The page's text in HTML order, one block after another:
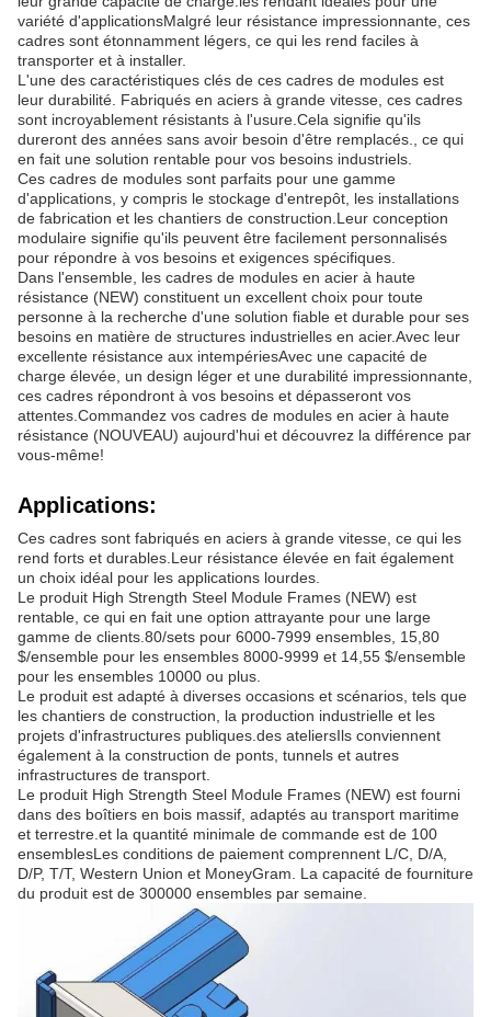
variété d'applicationsMalgré leur résistance impressionnante, ces
cadres sont étonnamment légers, ce qui les rend faciles à
transporter et à installer.
L'une des caractéristiques clés de ces cadres de modules est
leur durabilité. Fabriqués en aciers à grande vitesse, ces cadres
sont incroyablement résistants à l'usure.Cela signifie qu'ils
dureront des années sans avoir besoin d'être remplacés., ce qui
en fait une solution rentable pour vos besoins industriels.
Ces cadres de modules sont parfaits pour une gamme
d'applications, y compris le stockage d'entrepôt, les installations
de fabrication et les chantiers de construction.Leur conception
modulaire signifie qu'ils peuvent être facilement personnalisés
pour répondre à vos besoins et exigences spécifiques.
Dans l'ensemble, les cadres de modules en acier à haute
résistance (NEW) constituent un excellent choix pour toute
personne à la recherche d'une solution fiable et durable pour ses
besoins en matière de structures industrielles en acier.Avec leur
excellente résistance aux intempériesAvec une capacité de
charge élevée, un design léger et une durabilité impressionnante,
ces cadres répondront à vos besoins et dépasseront vos
attentes.Commandez vos cadres de modules en acier à haute
résistance (NOUVEAU) aujourd'hui et découvrez la différence par
vous-même!
Applications:
Ces cadres sont fabriqués en aciers à grande vitesse, ce qui les
rend forts et durables.Leur résistance élevée en fait également
un choix idéal pour les applications lourdes.
Le produit High Strength Steel Module Frames (NEW) est
rentable, ce qui en fait une option attrayante pour une large
gamme de clients.80/sets pour 6000-7999 ensembles, 15,80
$/ensemble pour les ensembles 8000-9999 et 14,55 $/ensemble
pour les ensembles 10000 ou plus.
Le produit est adapté à diverses occasions et scénarios, tels que
les chantiers de construction, la production industrielle et les
projets d'infrastructures publiques.des ateliersIls conviennent
également à la construction de ponts, tunnels et autres
infrastructures de transport.
Le produit High Strength Steel Module Frames (NEW) est fourni
dans des boîtiers en bois massif, adaptés au transport maritime
et terrestre.et la quantité minimale de commande est de 100
ensemblesLes conditions de paiement comprennent L/C, D/A,
D/P, T/T, Western Union et MoneyGram. La capacité de fourniture
du produit est de 300000 ensembles par semaine.